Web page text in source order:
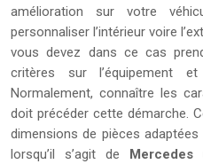
amélioration sur votre
personnaliser l’intérieur voire
vous devez dans ce cas
critères sur l’équipement
Normalement, connaître les
doit précéder cette démarche.
dimensions de pièces
lorsqu’il s’agit de Mercedes